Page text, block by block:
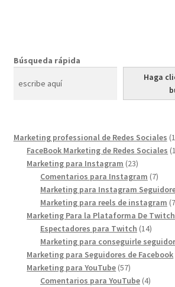
Búsqueda rápida
Haga
Marketing professional de Redes Sociales
FaceBook Marketing de Redes Sociales
Marketing para Instagram 2323
products
Comentarios para Instagram 77
Marketing para Instagram
Marketing para reels de instagram 7
Marketing Para la Plataforma De Twitch
Espectadores para Twitch 1414
Marketing para conseguirle
Marketing para Seguidores de Facebook
Marketing para YouTube 5757
products
Comentarios para YouTube 44